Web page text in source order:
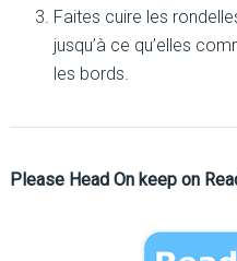
Faites cuire les
jusqu’à ce qu’elles
les bords.
Please Head On keep on